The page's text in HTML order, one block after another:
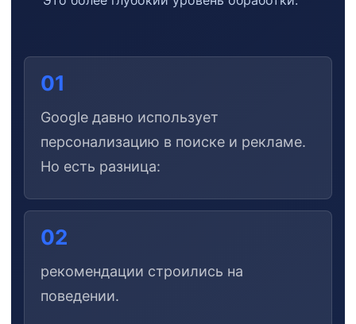
01
Google давно использует
персонализацию в поиске и рекламе.
Но есть разница:
02
рекомендации строились на
поведении.